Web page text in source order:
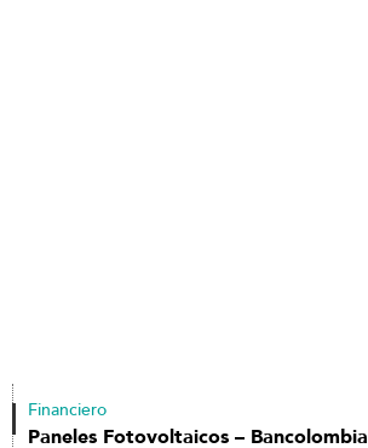
Financiero
Paneles Fotovoltaicos – Bancolombia